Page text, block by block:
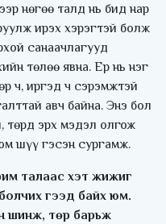
нөгөө талд нь бид нар
ирэх хэрэгтэй болж
санаачлагууд
төлөө явна. Ер нь нэг
ч, иргэд ч сэрэмжтэй
авч байна. Энэ бол
төрд эрх мэдэл олгож
шүү гэсэн сургамж.
талаас хэт жижиг
гээд байх юм.
шинж, төр барьж